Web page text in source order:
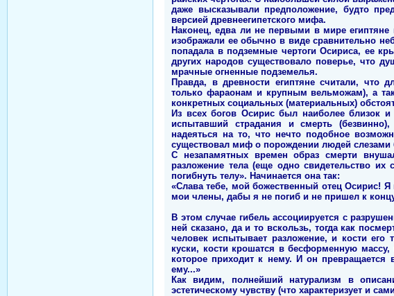
даже высказывали предположение, будто
версией древнеегипетского мифа.
Наконец, едва ли не первыми в мире
изображали ее обычно в виде сравнительно
попадала в подземные чертоги Осириса, ее
других народов существовало поверье, что
мрачные огненные подземелья.
Правда, в древности египтяне считали, что
только фараонам и крупным вельможам), а
конкретных социальных (материальных)
Из всех богов Осирис был наиболее близок
испытавший страдания и смерть
надеяться на то, что нечто подобное
существовал миф о порождении людей слезами
С незапамятных времен образ смерти
разложение тела (еще одно свидетельство
погибнуть телу». Начинается она так:
«Слава тебе, мой божественный отец Осирис!
мои члены, дабы я не погиб и не пришел к
В этом случае гибель ассоциируется с
ней сказано, да и то вскользь, тогда как
человек испытывает разложение, и кости его
куски, кости крошатся в бесформенную
которое приходит к нему. И он
ему...»
Как видим, полнейший натурализм в
эстетическому чувству (что характеризует и